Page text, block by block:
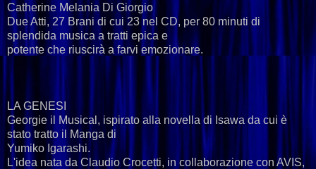
Catherine Melania Di Giorgio
Due Atti, 27 Brani di cui 23 nel CD, per 80 minuti di
splendida musica a tratti epica e
potente che riuscirà a farvi emozionare.
LA GENESI
Georgie il Musical, ispirato alla novella di Isawa da cui è
stato tratto il Manga di
Yumiko Igarashi.
L'idea nata da Claudio Crocetti, in collaborazione con AVIS,